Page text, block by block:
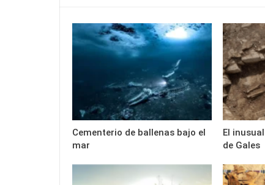
Cementerio de ballenas bajo el
mar
El
de Gales